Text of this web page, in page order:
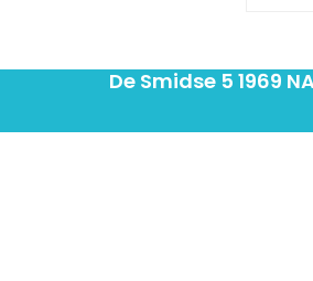
De Smidse 5 1969